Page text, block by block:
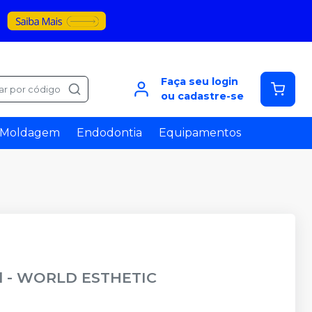
por código
Faça seu login
ou cadastre-se
Moldagem Endodontia Equipamentos
-WORLD ESTHETIC